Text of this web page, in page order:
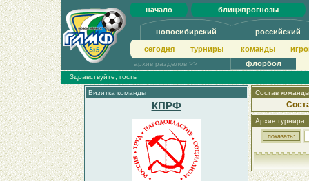
начало блиц×прогнозы
новосибирский российский
сегодня турниры команды
архив разделов >> флорбол
Здравствуйте, гость
Визитка команды
КПРФ
Состав команды
Архив турнира